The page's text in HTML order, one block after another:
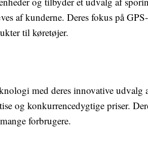
af kunderne. Deres fokus på
til køretøjer.
med deres innovative udvalg
og konkurrencedygtige priser.
forbrugere.